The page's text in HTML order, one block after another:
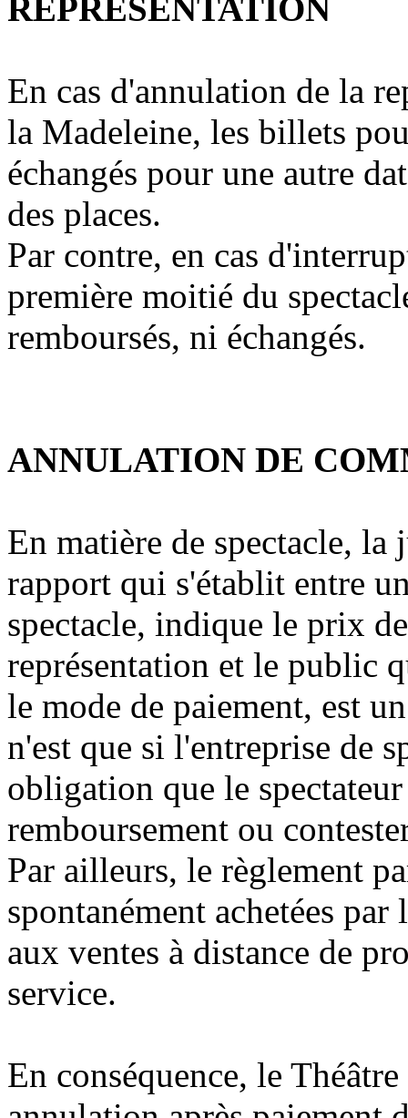
REPRESENTATION
En cas d'annulation de la
la Madeleine, les billets
échangés pour une autre
des places.
Par contre, en cas
première moitié du
remboursés, ni échangés.
ANNULATION DE
En matière de spectacle, la
rapport qui s'établit entre
spectacle, indique le prix
représentation et le public
le mode de paiement, est
n'est que si l'entreprise de
obligation que le
remboursement ou
Par ailleurs, le règlement
spontanément achetées par
aux ventes à distance de
service.
En conséquence, le